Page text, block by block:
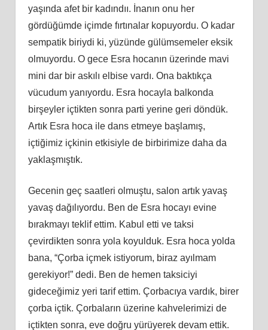
yaşında afet bir kadındıı. İnanın onu her
gördüğümde içimde fırtınalar kopuyordu. O kadar
sempatik biriydi ki, yüzünde gülümsemeler eksik
olmuyordu. O gece Esra hocanın üzerinde mavi
mini dar bir askılı elbise vardı. Ona baktıkça
vücudum yanıyordu. Esra hocayla balkonda
birşeyler içtikten sonra parti yerine geri döndük.
Artık Esra hoca ile dans etmeye başlamış,
içtiğimiz içkinin etkisiyle de birbirimize daha da
yaklaşmıştık.
Gecenin geç saatleri olmuştu, salon artık yavaş
yavaş dağılıyordu. Ben de Esra hocayı evine
bırakmayı teklif ettim. Kabul etti ve taksi
çevirdikten sonra yola koyulduk. Esra hoca yolda
bana, “Çorba içmek istiyorum, biraz ayılmam
gerekiyor!” dedi. Ben de hemen taksiciyi
gideceğimiz yeri tarifettim. Çorbacıya vardık, birer
çorba içtik. Çorbaların üzerine kahvelerimizi de
içtikten sonra, eve doğru yürüyerek devam ettik.